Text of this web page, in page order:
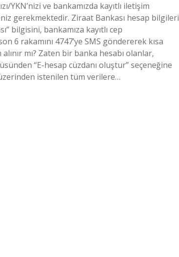
YKN’nizi ve bankamızda kayıtlı iletişim
gerekmektedir. Ziraat Bankası hesap bilgileri
bilgisini, bankamıza kayıtlı cep
6 rakamını 4747’ye SMS göndererek kısa
mı? Zaten bir banka hesabı olanlar,
“E-hesap cüzdanı oluştur” seçeneğine
üzerinden istenilen tüm verilere…